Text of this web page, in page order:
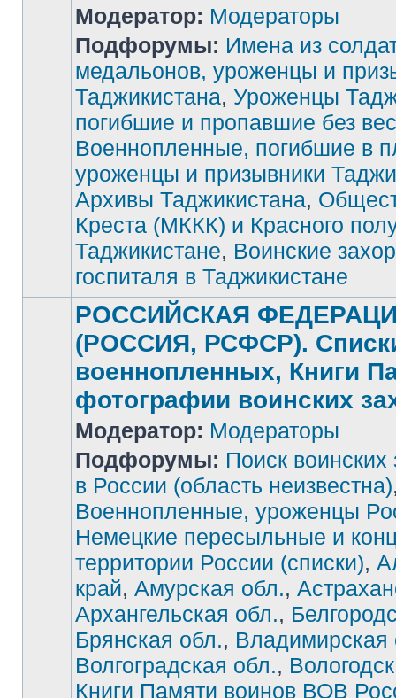
Нет
непрочитанных
сообщений
Модератор: Модераторы
Подфорумы: Имена из
медальонов, уроженцы и
Таджикистана, Уроженцы
погибшие и пропавшие без
Военнопленные, погибшие в
уроженцы и призывники
Архивы Таджикистана,
Креста (МККК) и Красного
Таджикистане, Воинские
госпиталя в Таджикистане
РОССИЙСКАЯ
(РОССИЯ, РСФСР).
военнопленных, Книги
фотографии воинских
Модератор: Модераторы
Подфорумы: Поиск
в России (область неизвестна)
Военнопленные, уроженцы
Немецкие пересыльные и
территории России (списки),
край, Амурская обл.,
Архангельская обл.,
Брянская обл., Владимирская
Волгоградская обл.,
Книги Памяти воинов ВОВ